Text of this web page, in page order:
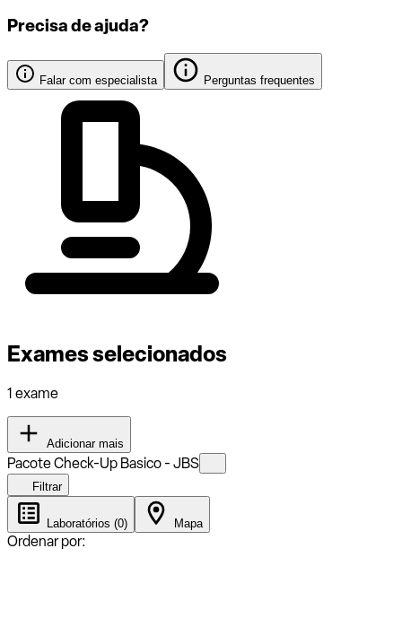
Precisa de ajuda?
Falar com especialista Perguntas frequentes
Exames selecionados
1 exame
Adicionar mais
Pacote Check-Up Basico - JBS
Filtrar
Laboratórios (0) Mapa
Ordenar por: